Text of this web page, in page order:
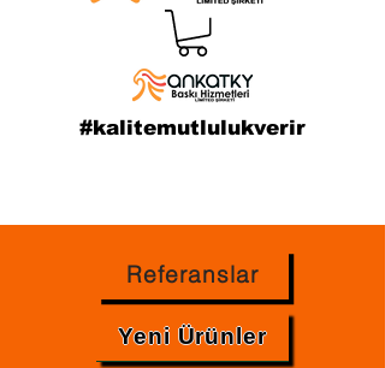
#kalitemutlulukverir
Referanslar
Yeni Ürünler